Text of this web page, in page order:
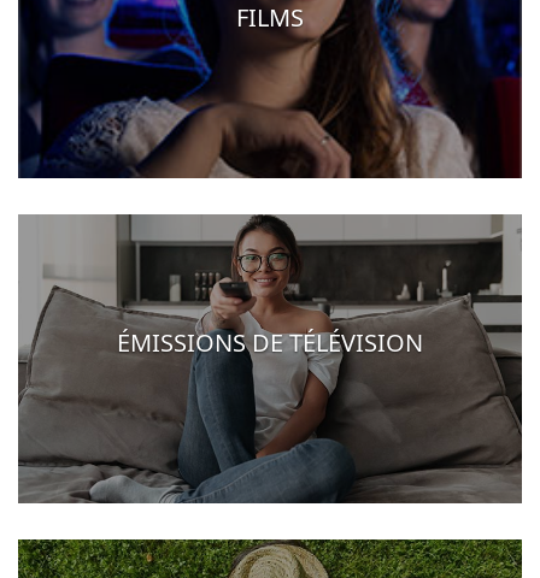
FILMS
ÉMISSIONS DE TÉLÉVISION